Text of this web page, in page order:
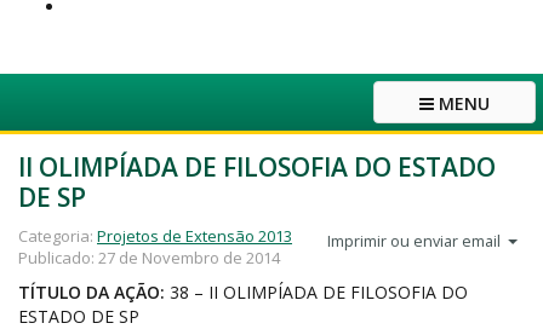
MENU
II OLIMPÍADA DE FILOSOFIA DO ESTADO
DE SP
Imprimir ou enviar email
Categoria: Projetos de Extensão 2013
Publicado: 27 de Novembro de 2014
TÍTULO DA AÇÃO: 38 – II OLIMPÍADA DE FILOSOFIA DO
ESTADO DE SP